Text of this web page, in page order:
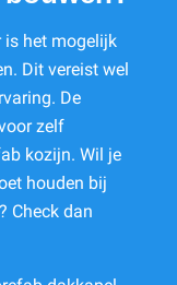
is het mogelijk
Dit vereist wel
De
zelf
kozijn. Wil je
houden bij
Check dan